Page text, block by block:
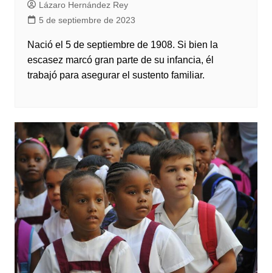
Lázaro Hernández Rey
5 de septiembre de 2023
Nació el 5 de septiembre de 1908. Si bien la
escasez marcó gran parte de su infancia, él
trabajó para asegurar el sustento familiar.